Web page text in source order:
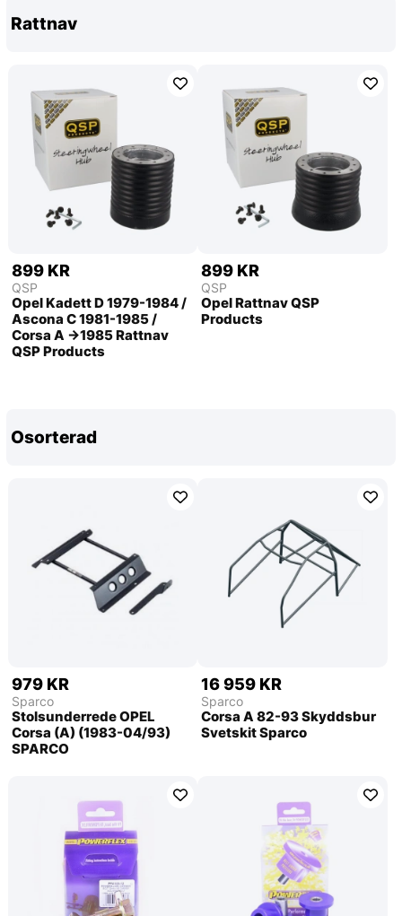
Rattnav
899 KR
QSP
Opel Kadett D 1979-1984 /
Ascona C 1981-1985 /
Corsa A ->1985 Rattnav
QSP Products
899 KR
QSP
Opel Rattnav QSP
Products
Osorterad
979 KR
Sparco
Stolsunderrede OPEL
Corsa (A) (1983-04/93)
SPARCO
16 959 KR
Sparco
Corsa A 82-93 Skyddsbur
Svetskit Sparco